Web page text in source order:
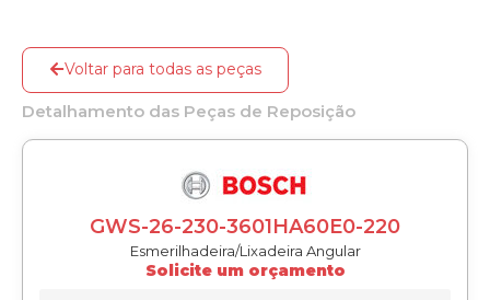
Voltar para todas as peças
Detalhamento das Peças de Reposição
GWS-26-230-3601HA60E0-220
Esmerilhadeira/Lixadeira Angular
Solicite um orçamento